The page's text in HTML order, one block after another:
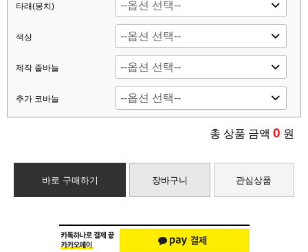
타래(뭉치)
색상
제작 줄바늘
추가 코바늘
총 상품 금액 0 원
바로 구매하기 장바구니 관심상품